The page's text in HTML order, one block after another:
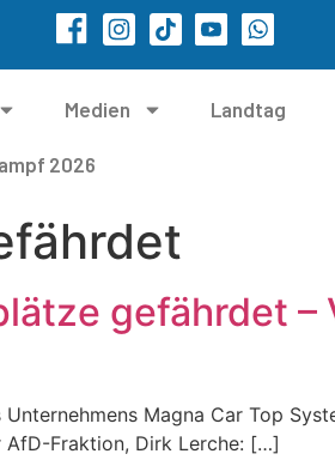
Medien Landtag
2026
gefährdet –
Magna Car Top
Fraktion, Dirk Lerche: […]